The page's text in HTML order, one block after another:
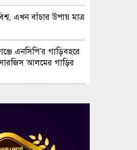
এখন বাঁচার উপায় মাত্র
এনসিপি’র গাড়িবহরে
আলমের গাড়ির